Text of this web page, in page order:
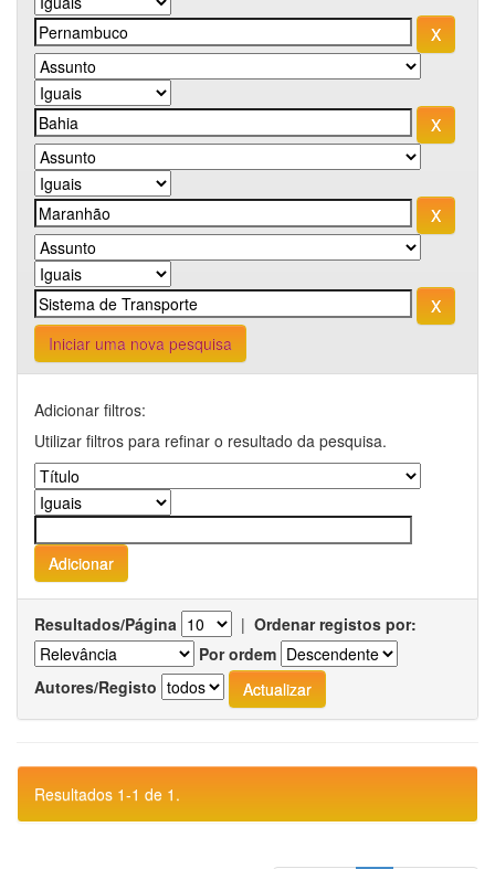
Iniciar uma nova pesquisa
Adicionar filtros:
Utilizar filtros para refinar o resultado da pesquisa.
Resultados/Página | Ordenar registos por:
Por ordem
Autores/Registo
Resultados 1-1 de 1.